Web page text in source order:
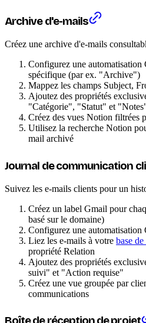
Archive d'e-mails
Créez une archive d'e-mails
Configurez une
spécifique (par ex. "Archive")
Mappez les champs Subject,
Ajoutez des propriétés
"Catégorie", "Statut" et
Créez des vues Notion filtrées
Utilisez la recherche Notion
mail archivé
Journal de communication
Suivez les e-mails clients pour un
Créez un label Gmail pour
basé sur le domaine)
Configurez une automatisation
Liez les e-mails à votre base
propriété Relation
Ajoutez des propriétés
suivi" et "Action requise"
Créez une vue groupée par
communications